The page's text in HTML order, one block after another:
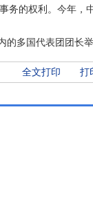
务的权利。今年，
多国代表团团长举
全文打印 打